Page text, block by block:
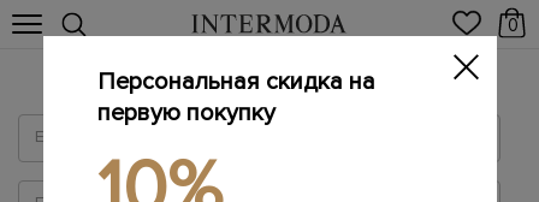
0
Войти
Персональная скидка на
первую покупку